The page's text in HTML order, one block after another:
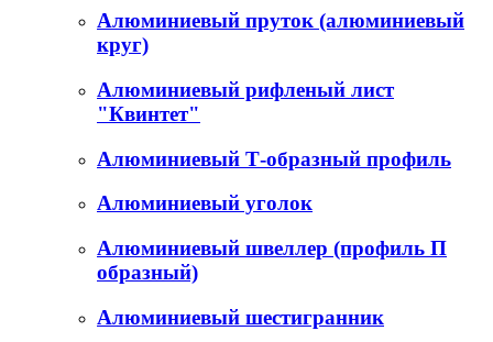
Алюминиевый пруток (алюминиевый
круг)
Алюминиевый рифленый лист
"Квинтет"
Алюминиевый Т-образный профиль
Алюминиевый уголок
Алюминиевый швеллер (профиль П
образный)
Алюминиевый шестигранник